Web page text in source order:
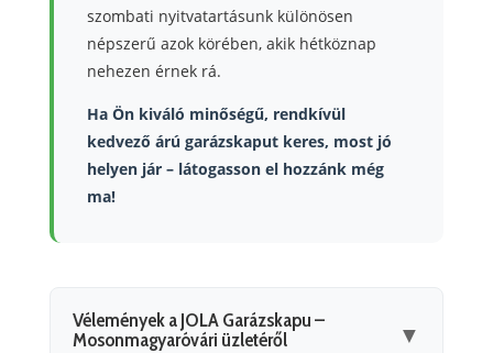
szombati nyitvatartásunk különösen
népszerű azok körében, akik hétköznap
nehezen érnek rá.
Ha Ön kiváló minőségű, rendkívül
kedvező árú garázskaput keres, most jó
helyen jár – látogasson el hozzánk még
ma!
Vélemények a JOLA Garázskapu –
Mosonmagyaróvári üzletéről
▼